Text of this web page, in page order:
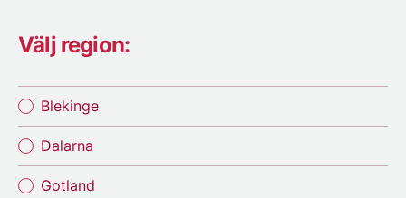
Välj region:
Blekinge
Dalarna
Gotland